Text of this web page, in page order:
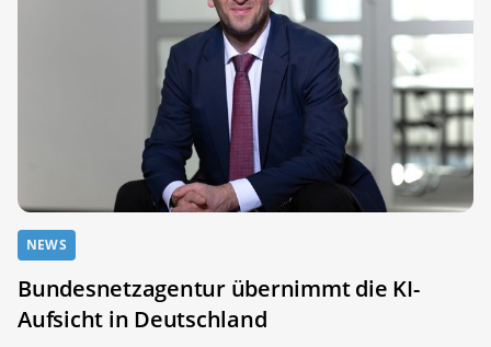
NEWS
Bundesnetzagentur übernimmt die KI-
Aufsicht in Deutschland